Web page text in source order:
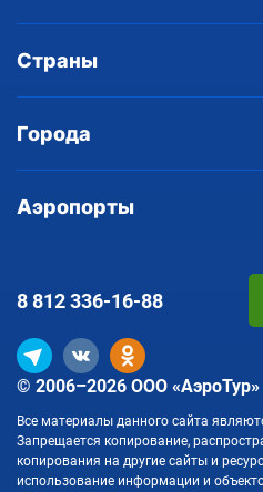
Страны
Города
Аэропорты
© 2006–2026 ООО «АэроТур»
Все материалы данного сайта
Запрещается копирование,
копирования на другие сайты и
использование информации и
8 812336-16-88